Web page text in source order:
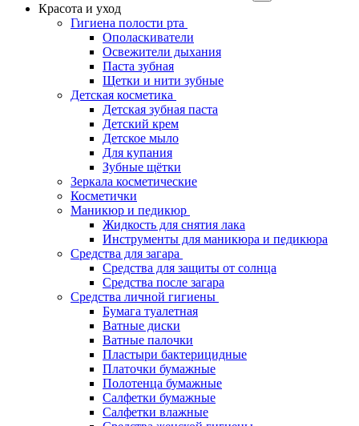
Красота и уход
Гигиена полости рта
Ополаскиватели
Освежители дыхания
Паста зубная
Щетки и нити зубные
Детская косметика
Детская зубная паста
Детский крем
Детское мыло
Для купания
Зубные щётки
Зеркала косметические
Косметички
Маникюр и педикюр
Жидкость для снятия лака
Инструменты для маникюра и педикюра
Средства для загара
Средства для защиты от солнца
Средства после загара
Средства личной гигиены
Бумага туалетная
Ватные диски
Ватные палочки
Пластыри бактерицидные
Платочки бумажные
Полотенца бумажные
Салфетки бумажные
Салфетки влажные